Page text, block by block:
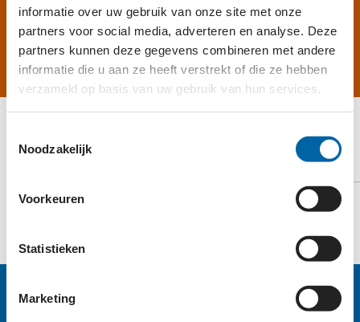
informatie over uw gebruik van onze site met onze
partners voor social media, adverteren en analyse. Deze
partners kunnen deze gegevens combineren met andere
informatie die u aan ze heeft verstrekt of die ze hebben
verzameld op basis van uw gebruik van hun services.
Noodzakelijk
Voorkeuren
Statistieken
Marketing
HELP MEE
ERKENNINGSPASPOORT
TOON PASPOORT